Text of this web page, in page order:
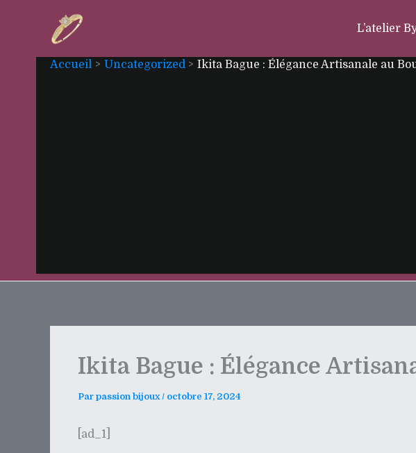
L’atelier
Accueil Uncategorized Ikita Bague : Élégance Artisanale au
Ikita Bague : Élégance
Par passion bijoux/ octobre 17, 2024
[ad_1]